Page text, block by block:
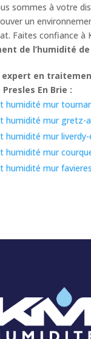
sommes à votre
un
Faites confiance à
de l’humidité
expert en
En Brie :
humidité mur
humidité mur gretz-
humidité mur liverdy-
humidité mur
humidité mur favieres